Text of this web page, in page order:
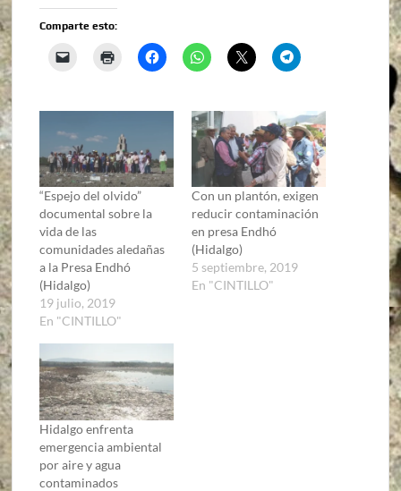
Comparte esto:
“Espejo del olvido”
documental sobre la
vida de las
comunidades aledañas
a la Presa Endhó
(Hidalgo)
19 julio, 2019
En "CINTILLO"
Con un plantón, exigen
reducir contaminación
en presa Endhó
(Hidalgo)
5 septiembre, 2019
En "CINTILLO"
Hidalgo enfrenta
emergencia ambiental
por aire y agua
contaminados